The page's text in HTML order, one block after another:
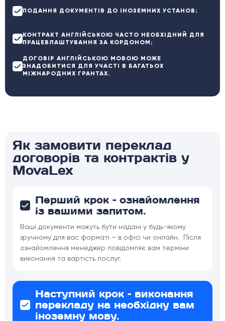
ПОДАННЯ ДОКУМЕНТІВ ДО ІНОЗЕМНИХ УСТАНОВ;
КОНТРАКТ АНГЛІЙСЬКОЮ ЧАСТО НЕОБХІДНИЙ ДЛЯ
ПРАЦЕВЛАШТУВАННЯ ЗА КОРДОНОМ;
ДОГОВІР АНГЛІЙСЬКОЮ МОВОЮ МОЖЕ
ЗНАДОБИТИСЯ ДЛЯ УЧАСТІ В БАГАТЬОХ
МІЖНАРОДНИХ ГРАНТАХ.
Як замовити переклад
договорів та контрактів у
MovaLex
Перший крок – ознайомлення
із вашими запитом.
Ваші документи можуть бути надані у будь-якому
зручному для вас форматі – в офісі чи онлайн. Після
ознайомлення менеджер повідомляє вам терміни
виконання та вартість послуг.
Наступний крок – виконання
перекладу на необхідну вам
іноземну мову.